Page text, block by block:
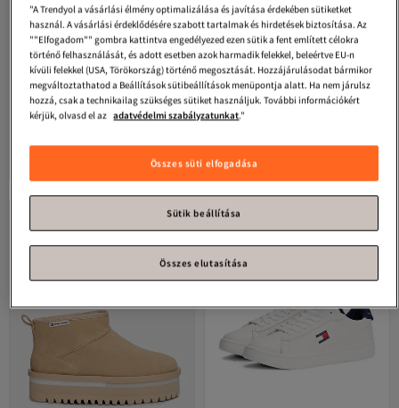
Tommy Jeans
Espadrilles sötétkék
Legalacsonyabb (30 nap)
Tommy Jeans
4.5 (6)
Ingyenes szállítás
-38% 49 927
"A Trendyol a vásárlási élmény optimalizálása és javítása érdekében sütiketket
használ. A vásárlási érdeklődésére szabott tartalmak és hirdetések biztosítása. Az
""Elfogadom"" gombra kattintva engedélyezed ezen sütik a fent említett célokra
történő felhasználását, és adott esetben azok harmadik felekkel, beleértve EU-n
kívüli felekkel (USA, Törökország) történő megosztását. Hozzájárulásodat bármikor
megváltoztathatod a Beállítások sütibeállítások menüpontja alatt. Ha nem járulsz
hozzá, csak a technikailag szükséges sütiket használjuk. További információkért
kérjük, olvasd el az adatvédelmi szabályzatunkat."
Összes süti elfogadása
Sütik beállítása
Összes elutasítása